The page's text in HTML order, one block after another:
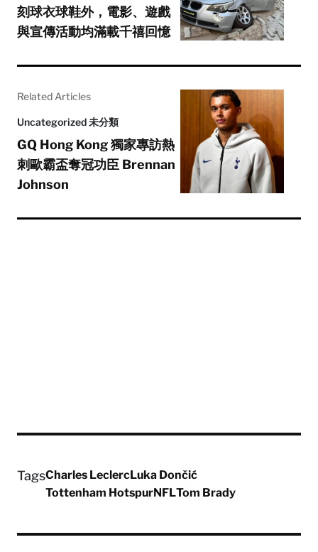
刻球衣球鞋外，電影、遊戲
與宣傳活動均滿載千禧回憶
Related Articles
Uncategorized 未分類
GQ Hong Kong 獨家專訪熱
刺歐霸盃奪冠功臣 Brennan
Johnson
TagsCharles LeclercLuka Dončić
Tottenham HotspurNFLTom Brady